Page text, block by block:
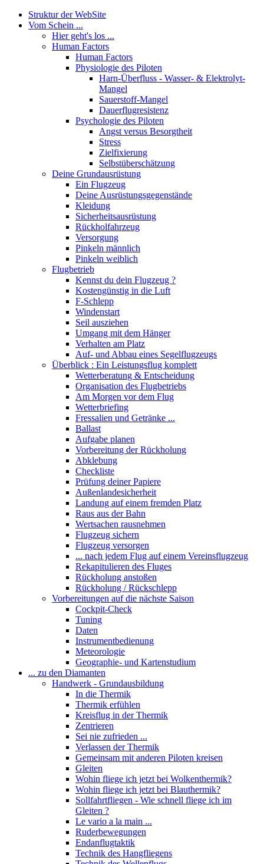
Struktur der WebSite
Vom Schein ...
Hier geht's los ...
Human Factors
Human Factors
Physiologie des Piloten
Harn-Überfluss - Wasser- & Elektrolyt-
Mangel
Sauerstoff-Mangel
Dauerflugresistenz
Psychologie des Piloten
Angst versus Besorgtheit
Stress
Zielfixierung
Selbstüberschätzung
Deine Grundausrüstung
Ein Flugzeug
Deine Ausrüstungsgegenstände
Kleidung
Sicherheitsausrüstung
Rückholfahrzeug
Versorgung
Pinkeln männlich
Pinkeln weiblich
Flugbetrieb
Kennst du dein Flugzeug ?
Kostengünstig in die Luft
F-Schlepp
Windenstart
Seil ausziehen
Umgang mit dem Hänger
Verhalten am Platz
Auf- und Abbau eines Segelflugzeugs
Überblick : Ein Leistungsflug komplett
Wetterberatung & Entscheidung
Organisation des Flugbetriebs
Am Morgen vor dem Flug
Wetterbriefing
Fressalien und Getränke ...
Ballast
Aufgabe planen
Vorbereitung der Rückholung
Abklebung
Checkliste
Prüfung deiner Papiere
Außenlandesicherheit
Landung auf einem fremden Platz
Raus aus der Bahn
Wertsachen rausnehmen
Flugzeug sichern
Flugzeug versorgen
... nach jedem Flug auf einem Vereinsflugzeug
Rekapitulieren des Fluges
Rückholung anstoßen
Rückholung / Rückschlepp
Vorbereitungen auf die nächste Saison
Cockpit-Check
Tuning
Daten
Instrumentbedienung
Meteorologie
Geographie- und Kartenstudium
... zu den Diamanten
Handwerk - Grundausbildung
In die Thermik
Thermik erfühlen
Kreisflug in der Thermik
Zentrieren
Sei nie zufrieden ...
Verlassen der Thermik
Gemeinsam mit anderen Piloten kreisen
Gleiten
Wohin fliege ich jetzt bei Wolkenthermik?
Wohin fliege ich jetzt bei Blauthermik?
Sollfahrtfliegen - Wie schnell fliege ich im
Gleiten ?
Le vario a la main ...
Ruderbewegungen
Endanflugtaktik
Technik des Hangfliegens